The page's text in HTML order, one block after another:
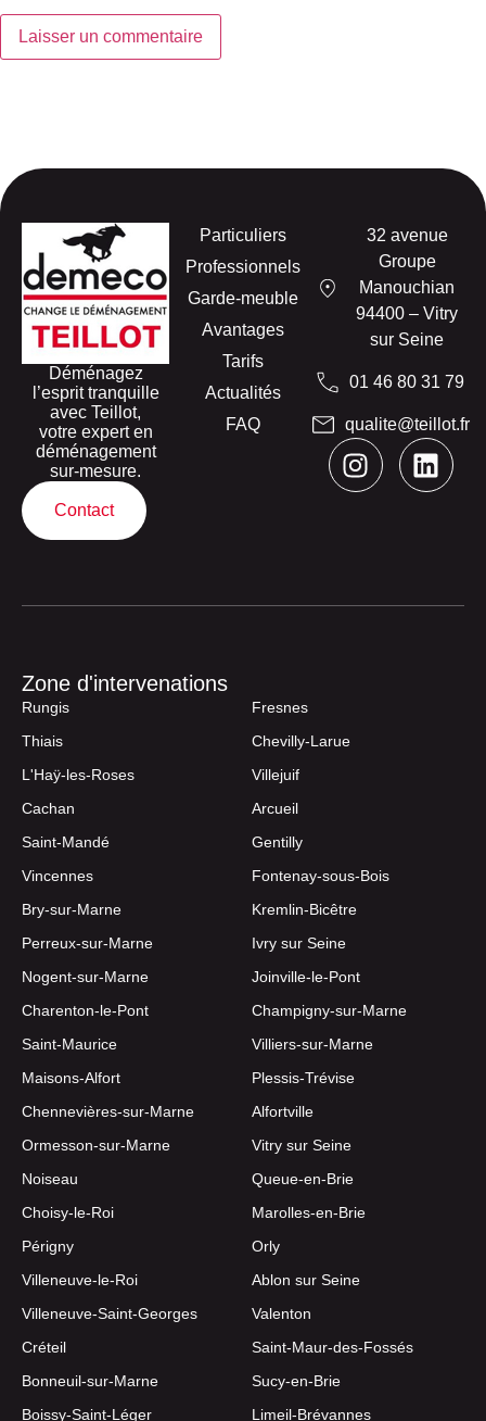
Déménagez
l’esprit tranquille
avec Teillot,
votre expert en
déménagement
sur-mesure.
Contact
32 avenue
Groupe
Manouchian
94400 – Vitry
sur Seine
01 46 80 31 79
qualite@teillot.fr
Particuliers
Professionnels
Garde-meuble
Avantages
Tarifs
Actualités
FAQ
Zone d'intervenations
Rungis
Fresnes
Thiais
Chevilly-Larue
L'Haÿ-les-Roses
Villejuif
Cachan
Arcueil
Saint-Mandé
Gentilly
Vincennes
Fontenay-sous-Bois
Bry-sur-Marne
Kremlin-Bicêtre
Perreux-sur-Marne
Ivry sur Seine
Nogent-sur-Marne
Joinville-le-Pont
Charenton-le-Pont
Champigny-sur-Marne
Saint-Maurice
Villiers-sur-Marne
Maisons-Alfort
Plessis-Trévise
Chennevières-sur-Marne
Alfortville
Ormesson-sur-Marne
Vitry sur Seine
Noiseau
Queue-en-Brie
Choisy-le-Roi
Marolles-en-Brie
Périgny
Orly
Villeneuve-le-Roi
Ablon sur Seine
Villeneuve-Saint-Georges
Valenton
Créteil
Saint-Maur-des-Fossés
Bonneuil-sur-Marne
Sucy-en-Brie
Boissy-Saint-Léger
Limeil-Brévannes